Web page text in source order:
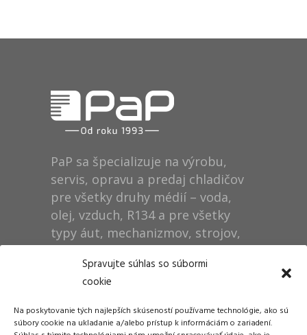
Spravujte súhlas so súbormi
cookie
Na poskytovanie tých najlepších skúseností používame technológie, ako sú
súbory cookie na ukladanie a/alebo prístup k informáciám o zariadení.
PaP sa špecializuje na výrobu,
servis, opravu a predaj chladičov
pre všetky druhy médií – voda,
olej, vzduch, R134 a pre všetky
typy áut, mechanizmov, strojov,
technológií, rušňov…
Dušan Pytel P a P